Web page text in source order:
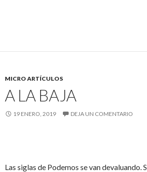
MICRO ARTÍCULOS
A LA BAJA
19 ENERO, 2019 DEJA UN COMENTARIO
Las siglas de Podemos se van devaluando.